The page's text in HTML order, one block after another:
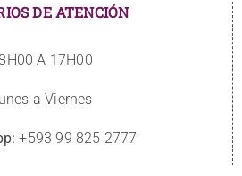
DE ATENCIÓN
A 17H00
a Viernes
+593 99 825 2777